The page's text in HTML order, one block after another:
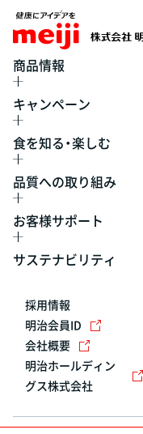
商品情報
キャンペーン
食を知る・楽しむ
品質への取り組み
お客様サポート
サステナビリティ
採用情報
明治会員ID
会社概要
明治ホールディン
グス株式会社